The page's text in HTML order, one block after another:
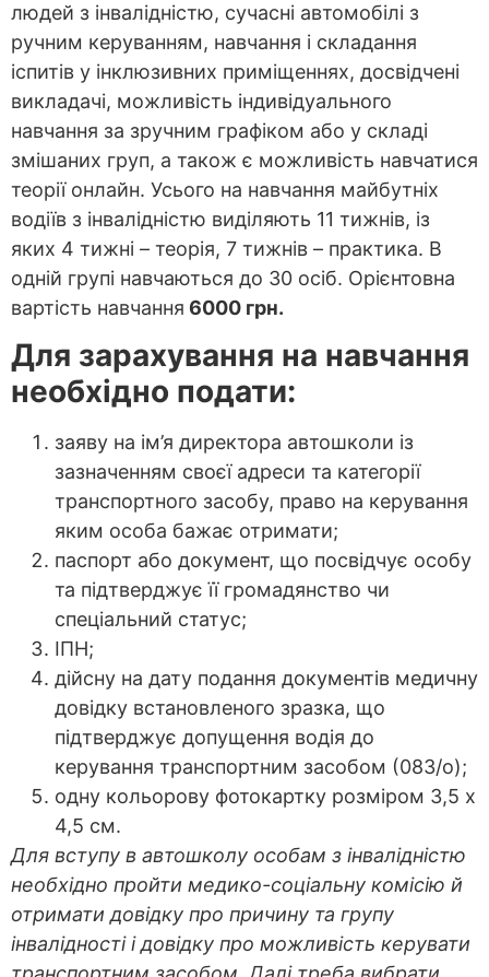
людей з інвалідністю, сучасні автомобілі з
ручним керуванням, навчання і складання
іспитів у інклюзивних приміщеннях, досвідчені
викладачі, можливість індивідуального
навчання за зручним графіком або у складі
змішаних груп, а також є можливість навчатися
теорії онлайн. Усього на навчання майбутніх
водіїв з інвалідністю виділяють 11 тижнів, із
яких 4 тижні – теорія, 7 тижнів – практика. В
одній групі навчаються до 30 осіб. Орієнтовна
вартість навчання 6000 грн.
Для зарахування на навчання
необхідно подати:
заяву на ім’я директора автошколи із
зазначенням своєї адреси та категорії
транспортного засобу, право на керування
яким особа бажає отримати;
паспорт або документ, що посвідчує особу
та підтверджує її громадянство чи
спеціальний статус;
ІПН;
дійсну на дату подання документів медичну
довідку встановленого зразка, що
підтверджує допущення водія до
керування транспортним засобом (083/о);
одну кольорову фотокартку розміром 3,5 х
4,5 см.
Для вступу в автошколу особам з інвалідністю
необхідно пройти медико-соціальну комісію й
отримати довідку про причину та групу
інвалідності і довідку про можливість керувати